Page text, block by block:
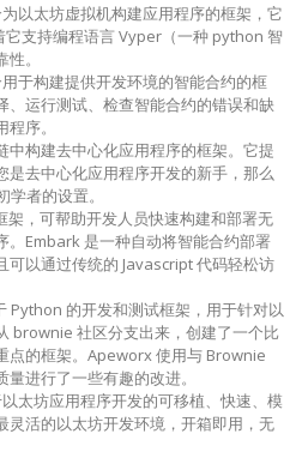
以太坊虚拟机构建应用程序的框架，它
支持编程语言 Vyper（一种 python 智
。
于构建提供开发环境的智能合约的框
、运行测试、检查智能合约的错误和缺
序。
构建去中心化应用程序的框架。它提
是去中心化应用程序开发的新手，那么
者的设置。
架，可帮助开发人员快速构建和部署无
。Embark 是一种自动将智能合约部署
可以通过传统的 Javascript 代码轻松访
Python 的开发和测试框架，用于针对以
brownie 社区分支出来，创建了一个比
点的框架。Apeworx 使用与 Brownie
进行了一些有趣的改进。
太坊应用程序开发的可移植、快速、模
灵活的以太坊开发环境，开箱即用，无